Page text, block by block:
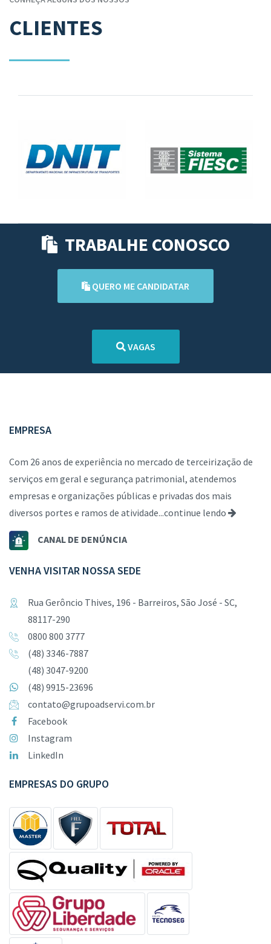
CLIENTES
TRABALHE CONOSCO
QUERO ME CANDIDATAR
VAGAS
EMPRESA
Com 26 anos de experiência no mercado de terceirização de
serviços em geral e segurança patrimonial, atendemos
empresas e organizações públicas e privadas dos mais
diversos portes e ramos de atividade...continue lendo
CANAL DE DENÚNCIA
VENHA VISITAR NOSSA SEDE
Rua Gerôncio Thives, 196 - Barreiros, São José - SC,
88117-290
0800 800 3777
(48) 3346-7887
(48) 3047-9200
(48) 9915-23696
contato@grupoadservi.com.br
Facebook
Instagram
LinkedIn
EMPRESAS DO GRUPO